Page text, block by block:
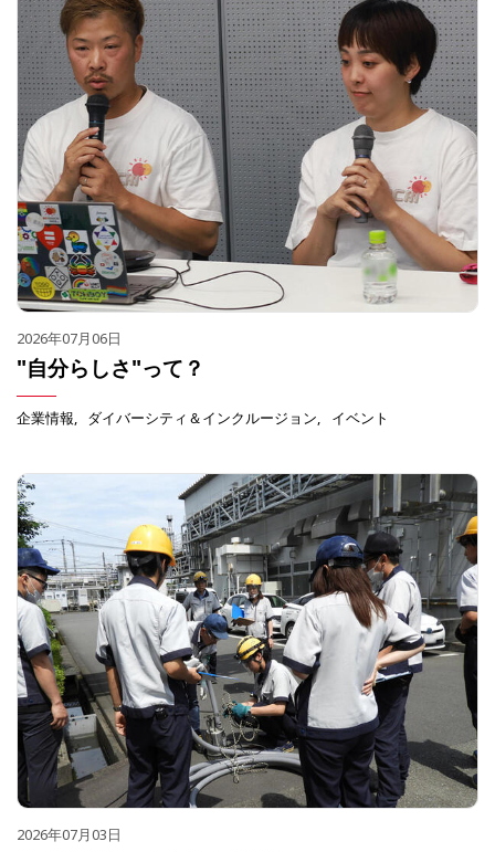
2026年07月06日
"自分らしさ"って？
企業情報 ダイバーシティ＆インクルージョン イベント
2026年07月03日